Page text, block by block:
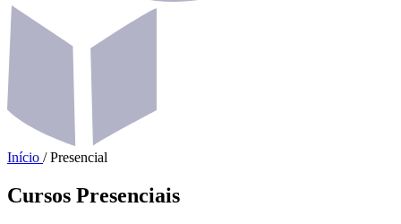
Início / Presencial
Cursos Presenciais